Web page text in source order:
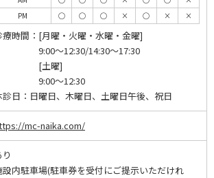
PM
◯ ◯ ◯ × ◯ × ×
時間： [月曜・火曜・水曜・金曜]
9:00～12:30/14:30～17:30
[土曜]
9:00～12:30
日： 日曜日、木曜日、土曜日午後、祝日
mc-naika.com/
設内駐車場(駐車券を受付にご提示いただけれ